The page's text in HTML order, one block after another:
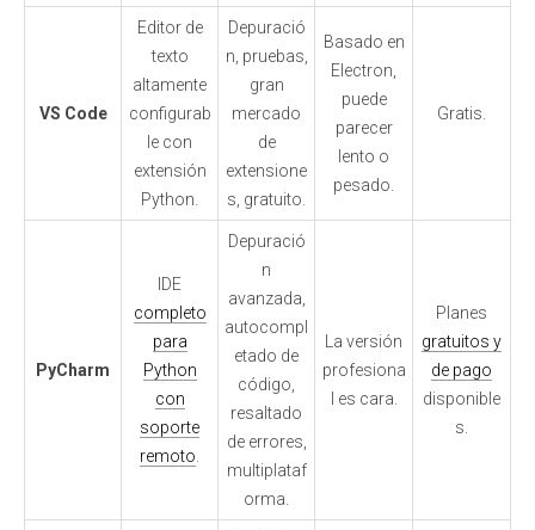
VS Code
Editor de
texto
altamente
configurab
le con
extensión
Python.
Depuració
n, pruebas,
gran
mercado
de
extensione
s, gratuito.
Basado en
Electron,
puede
parecer
lento o
pesado.
Gratis.
PyCharm
IDE
completo
para
Python
con
soporte
remoto
Depuració
n
avanzada,
autocompl
etado de
código,
resaltado
de errores,
multiplataf
orma.
La versión
profesiona
l es cara.
Planes
gratuitos y
de pago
disponible
s.